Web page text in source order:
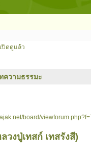
ปิดดูแล้ว
ความธรรมะ
board/
งปู่เทสก์ เทสรังสี)